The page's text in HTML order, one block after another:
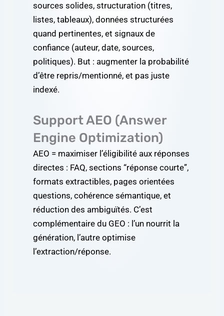
sources solides, structuration (titres,
listes, tableaux), données structurées
quand pertinentes, et signaux de
confiance (auteur, date, sources,
politiques). But : augmenter la probabilité
d’être repris/mentionné, et pas juste
indexé.
Support AEO (Answer
Engine Optimization)
AEO = maximiser l’éligibilité aux réponses
directes : FAQ, sections “réponse courte”,
formats extractibles, pages orientées
questions, cohérence sémantique, et
réduction des ambiguïtés. C’est
complémentaire du GEO : l’un nourrit la
génération, l’autre optimise
l’extraction/réponse.